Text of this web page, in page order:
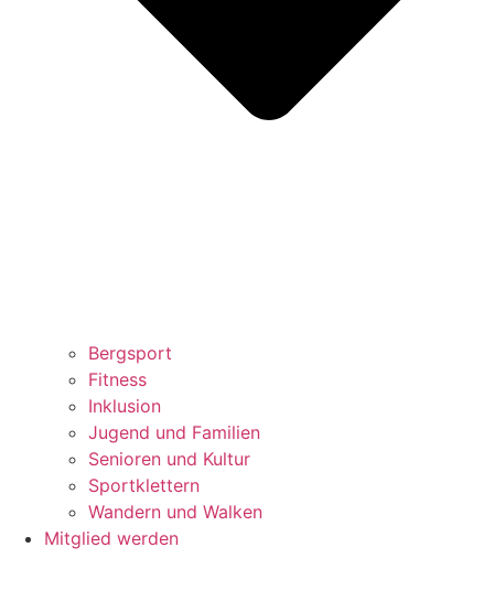
Bergsport
Fitness
Inklusion
Jugend und Familien
Senioren und Kultur
Sportklettern
Wandern und Walken
Mitglied werden